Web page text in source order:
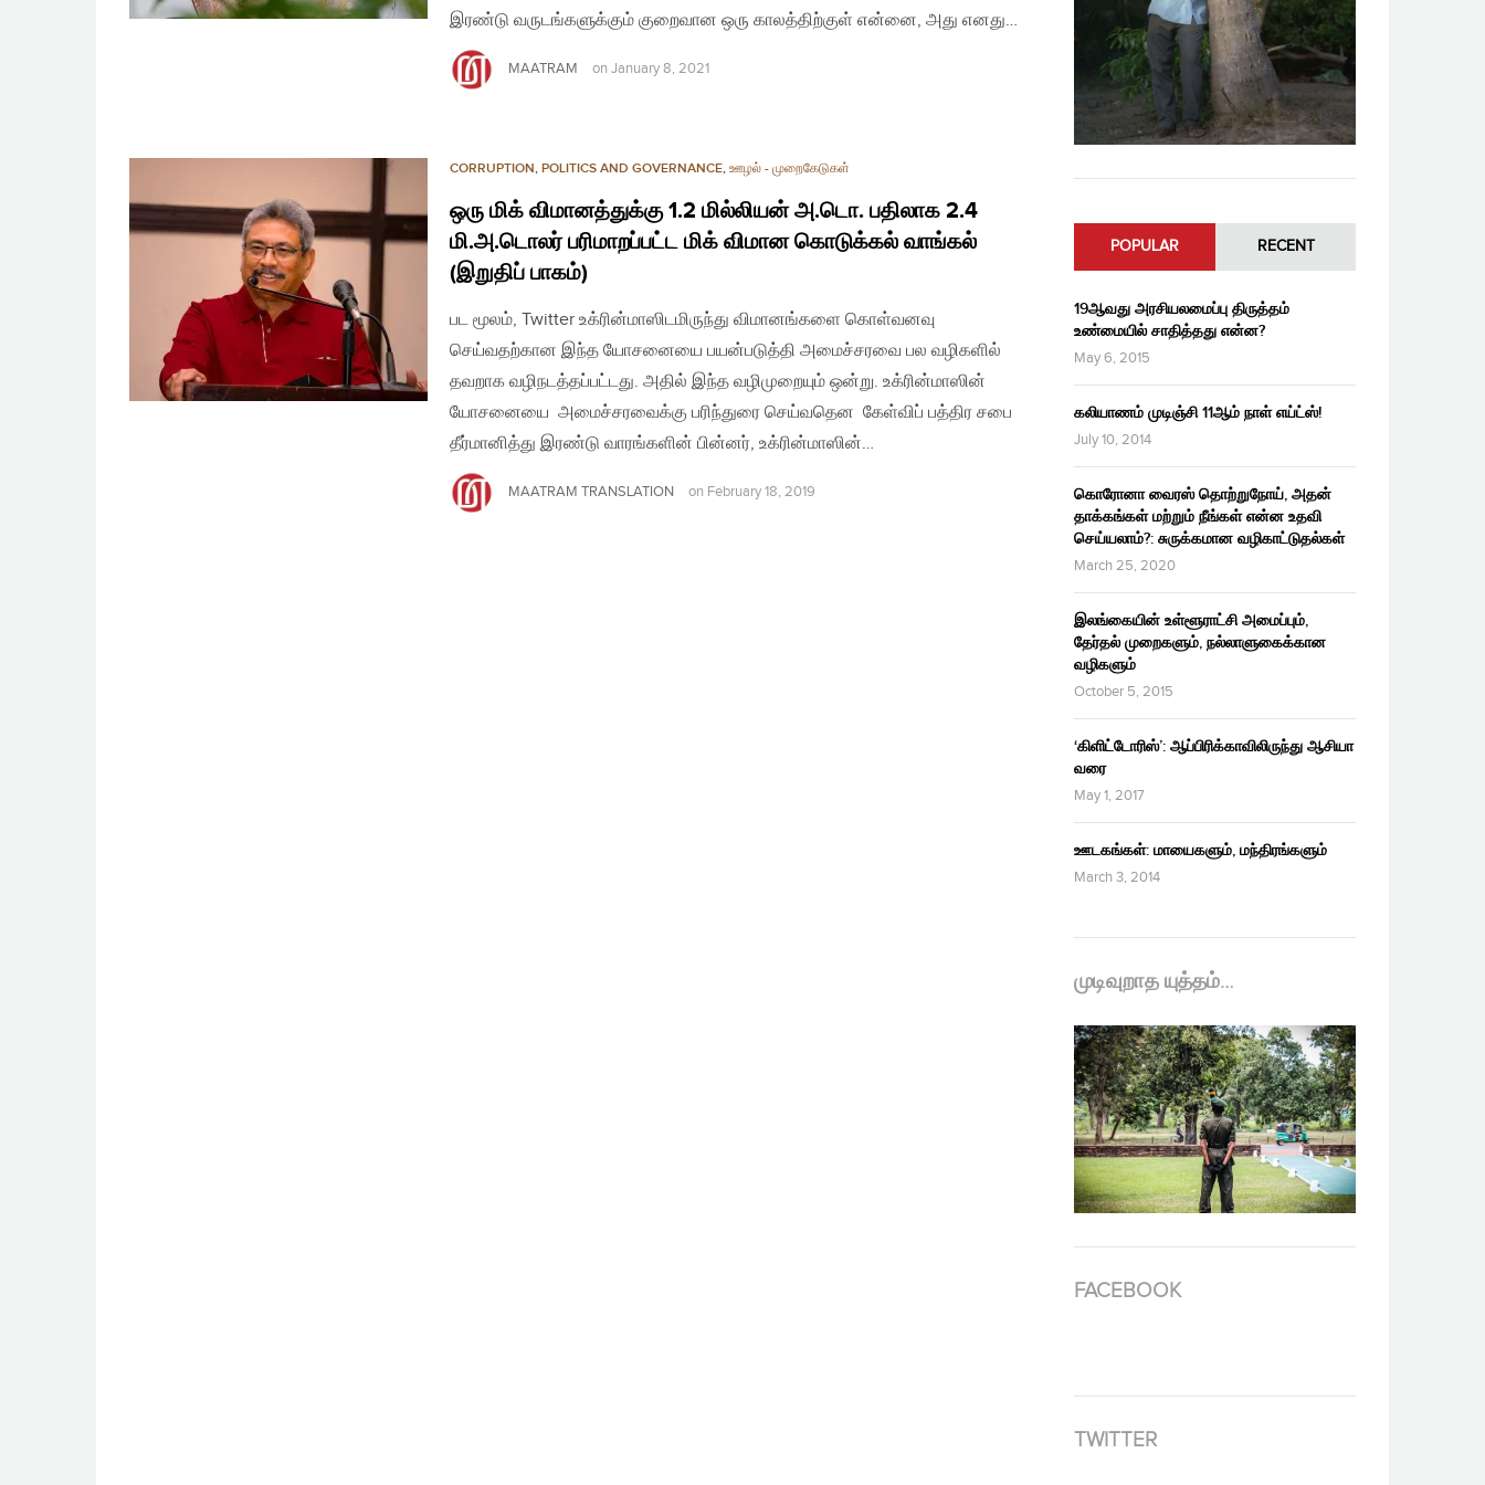
இரண்டு வருடங்களுக்கும் குறைவான ஒரு காலத்திற்குள் என்னை, அது எனது…
MAATRAM on January 8, 2021
CORRUPTION, POLITICS AND GOVERNANCE, ஊழல் - முறைகேடுகள்
ஒரு மிக் விமானத்துக்கு 1.2 மில்லியன் அ.டொ. பதிலாக 2.4
மி.அ.டொலர் பரிமாறப்பட்ட மிக் விமான கொடுக்கல் வாங்கல்
(இறுதிப் பாகம்)
பட மூலம், Twitter உக்ரின்மாஸிடமிருந்து விமானங்களை கொள்வனவு
செய்வதற்கான இந்த யோசனையை பயன்படுத்தி அமைச்சரவை பல வழிகளில்
தவறாக வழிநடத்தப்பட்டது. அதில் இந்த வழிமுறையும் ஒன்று. உக்ரின்மாஸின்
யோசனையை அமைச்சரவைக்கு பரிந்துரை செய்வதென கேள்விப் பத்திர சபை
தீர்மானித்து இரண்டு வாரங்களின் பின்னர், உக்ரின்மாஸின்…
MAATRAM TRANSLATION on February 18, 2019
POPULAR RECENT
19ஆவது அரசியலமைப்பு திருத்தம்
உண்மையில் சாதித்தது என்ன?
May 6, 2015
கலியாணம் முடிஞ்சி 11ஆம் நாள் எய்ட்ஸ்!
July 10, 2014
கொரோனா வைரஸ் தொற்றுநோய், அதன்
தாக்கங்கள் மற்றும் நீங்கள் என்ன உதவி
செய்யலாம்?: சுருக்கமான வழிகாட்டுதல்கள்
March 25, 2020
இலங்கையின் உள்ளூராட்சி அமைப்பும்,
தேர்தல் முறைகளும், நல்லாளுகைக்கான
வழிகளும்
October 5, 2015
‘கிளிட்டோரிஸ்’: ஆப்பிரிக்காவிலிருந்து ஆசியா
வரை
May 1, 2017
ஊடகங்கள்: மாயைகளும், மந்திரங்களும்
March 3, 2014
முடிவுறாத யுத்தம்…
FACEBOOK
TWITTER